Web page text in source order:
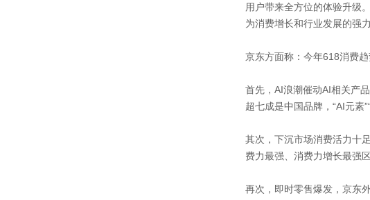
用户带来全方位的体验升级
为消费增长和行业发展的强力
京东方面称：今年618消费
首先，AI浪潮催动AI相关产
超七成是中国品牌，“AI元素
其次，下沉市场消费活力十
费力最强、消费力增长最强
再次，即时零售爆发，京东